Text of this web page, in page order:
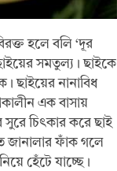
হলে বলি ‘দূর
সমতুল্য। ছাইকে
ছাইয়ের নানাবিধ
এক বাসায়
সুরে চিৎকার করে ছাই
জানালার ফাঁক গলে
হেঁটে যাচ্ছে।